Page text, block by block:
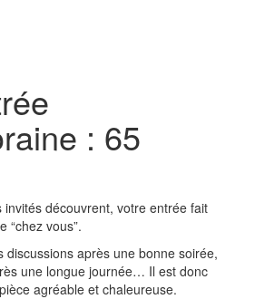
: 65
découvrent, votre entrée fait
“chez vous”.
discussions après une bonne soirée,
une longue journée… Il est donc
agréable et chaleureuse.